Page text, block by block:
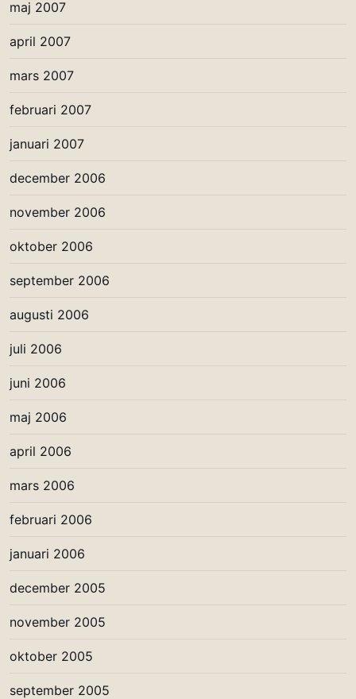
maj 2007
april 2007
mars 2007
februari 2007
januari 2007
december 2006
november 2006
oktober 2006
september 2006
augusti 2006
juli 2006
juni 2006
maj 2006
april 2006
mars 2006
februari 2006
januari 2006
december 2005
november 2005
oktober 2005
september 2005